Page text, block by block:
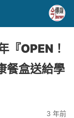
『OPEN！
餐盒送給學
3 年前